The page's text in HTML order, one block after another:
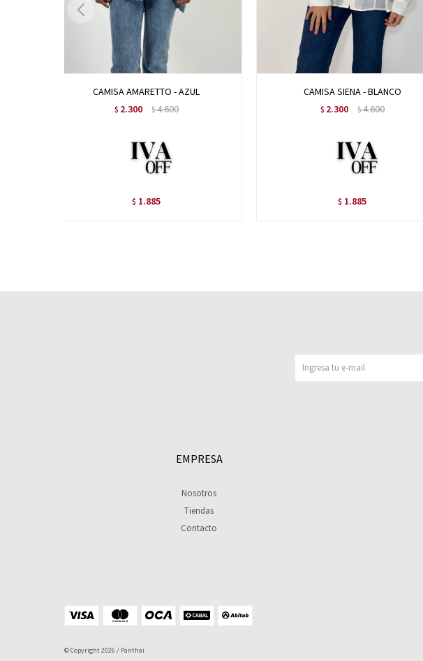
CAMISA AMARETTO - AZUL
$ 2.300 $4.600
$ 1.885
CAMISA SIENA - BLANCO
$ 2.300 $4.600
$ 1.885
EMPRESA
Nosotros
Tiendas
Contacto
© Copyright 2026 / Panthai